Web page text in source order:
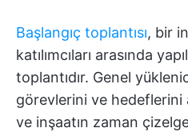
Başlangıç toplantısı, bir
katılımcıları arasında
toplantıdır. Genel
görevlerini ve hedeflerini
ve inşaatın zaman